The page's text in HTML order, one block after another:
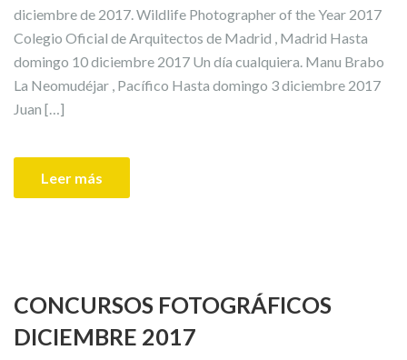
diciembre de 2017. Wildlife Photographer of the Year 2017
Colegio Oficial de Arquitectos de Madrid , Madrid Hasta
domingo 10 diciembre 2017 Un día cualquiera. Manu Brabo
La Neomudéjar , Pacífico Hasta domingo 3 diciembre 2017
Juan […]
Leer más
CONCURSOS FOTOGRÁFICOS
DICIEMBRE 2017